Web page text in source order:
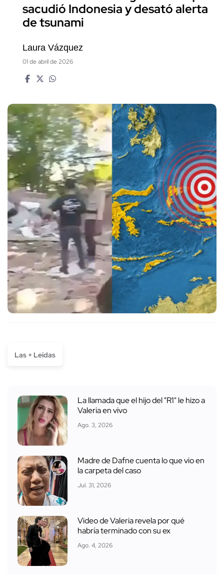
sacudió Indonesia y desató alerta
de tsunami
Laura Vázquez
01 de abril de 2026
Las + Leídas
La llamada que el hijo del "R1" le hizo a
Valeria en vivo
Ago. 3, 2026
Madre de Dafne cuenta lo que vio en
la carpeta del caso
Jul. 31, 2026
Video de Valeria revela por qué
habría terminado con su ex
Ago. 4, 2026